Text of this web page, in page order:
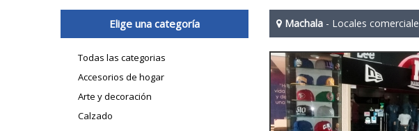
Elige una categoría
Todas las categorias
Accesorios de hogar
Arte y decoración
Calzado
Machala - Locales